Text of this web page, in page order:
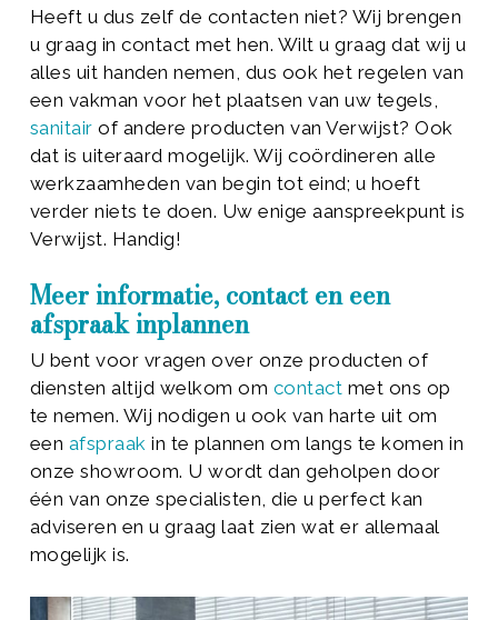
Heeft u dus zelf de contacten niet? Wij brengen
u graag in contact met hen. Wilt u graag dat wij u
alles uit handen nemen, dus ook het regelen van
een vakman voor het plaatsen van uw tegels,
sanitair of andere producten van Verwijst? Ook
dat is uiteraard mogelijk. Wij coördineren alle
werkzaamheden van begin tot eind; u hoeft
verder niets te doen. Uw enige aanspreekpunt is
Verwijst. Handig!
Meer informatie, contact en een
afspraak inplannen
U bent voor vragen over onze producten of
diensten altijd welkom om contact met ons op
te nemen. Wij nodigen u ook van harte uit om
een afspraak in te plannen om langs te komen in
onze showroom. U wordt dan geholpen door
één van onze specialisten, die u perfect kan
adviseren en u graag laat zien wat er allemaal
mogelijk is.